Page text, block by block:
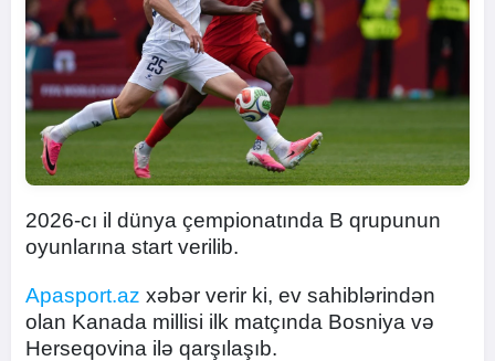
2026-cı il dünya çempionatında B qrupunun
oyunlarına start verilib.
Apasport.az xəbər verir ki, ev sahiblərindən
olan Kanada millisi ilk matçında Bosniya və
Herseqovina ilə qarşılaşıb.